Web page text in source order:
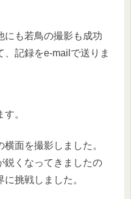
にも若鳥の撮影も成功
、記録をe-mailで送りま
。
面を撮影しました。
鋭くなってきましたの
挑戦しました。